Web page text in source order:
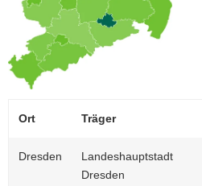
Ort Träger
Dresden
Landeshauptstadt
Dresden